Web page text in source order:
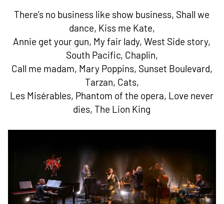
There’s no business like show business, Shall we
dance, Kiss me Kate,
Annie get your gun, My fair lady, West Side story,
South Pacific, Chaplin,
Call me madam, Mary Poppins, Sunset Boulevard,
Tarzan, Cats,
Les Misérables, Phantom of the opera, Love never
dies, The Lion King